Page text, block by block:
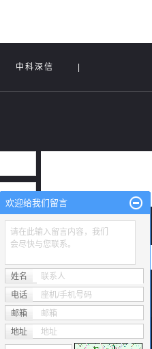
中科深信
欢迎给我们留言
请在此输入留言内容，我们
会尽快与您联系。
姓名
联系人
电话
座机/手机号码
邮箱
邮箱
地址
地址